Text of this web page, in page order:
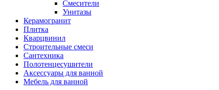
Смесители
Унитазы
Керамогранит
Плитка
Кварцвинил
Строительные смеси
Сантехника
Полотенцесушители
Аксессуары для ванной
Мебель для ванной